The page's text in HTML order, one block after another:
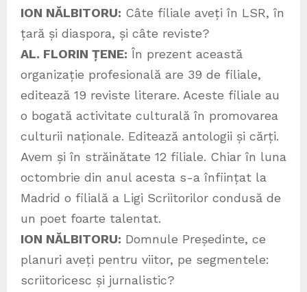
ION NĂLBITORU: Câte filiale aveți în LSR, în
țară și diaspora, și câte reviste?
AL. FLORIN ȚENE: În prezent această
organizație profesională are 39 de filiale,
editează 19 reviste literare. Aceste filiale au
o bogată activitate culturală în promovarea
culturii naționale. Editează antologii și cărți.
Avem și în străinătate 12 filiale. Chiar în luna
octombrie din anul acesta s-a înființat la
Madrid o filială a Ligi Scriitorilor condusă de
un poet foarte talentat.
ION NĂLBITORU: Domnule Președinte, ce
planuri aveți pentru viitor, pe segmentele:
scriitoricesc și jurnalistic?